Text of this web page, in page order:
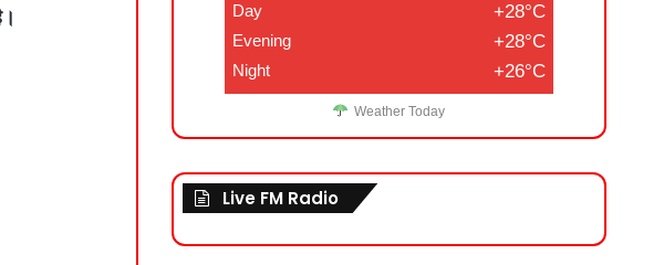
Day +28°C
Evening +28°C
Night +26°C
Weather Today
Live FM Radio